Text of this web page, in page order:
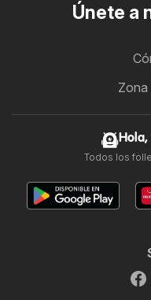
Únete a
Zona
Hola,
Todos los